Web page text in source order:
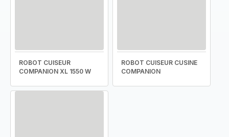
ROBOT CUISEUR
COMPANION XL 1550 W
ROBOT CUISEUR CUSINE
COMPANION